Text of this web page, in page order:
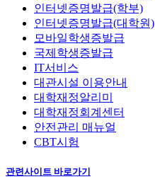
인터넷증명발급(학부)
인터넷증명발급(대학원)
모바일학생증발급
국제학생증발급
IT서비스
대관시설 이용안내
대학재정알리미
대학재정회계센터
안전관리 매뉴얼
CBT시험
관련사이트 바로가기